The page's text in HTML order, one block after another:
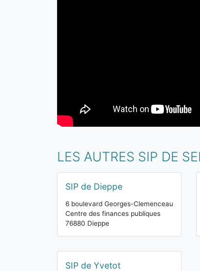
LES AUTRES SIP DE
SIP de Dieppe
6 boulevard Georges-Clemenceau
Centre des finances publiques
76880 Dieppe
SIP de Yvetot